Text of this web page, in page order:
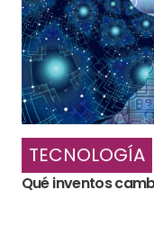
TECNOLOGÍA
Qué inventos